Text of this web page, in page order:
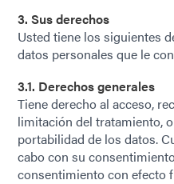
3. Sus derechos
Usted tiene los siguientes
datos personales que le
3.1. Derechos generales
Tiene derecho al acceso,
limitación del tratamiento,
portabilidad de los datos.
cabo con su
consentimiento con efecto